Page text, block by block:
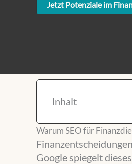
Jetzt Potenziale im
Inhalt
Warum SEO für
Google spiegelt